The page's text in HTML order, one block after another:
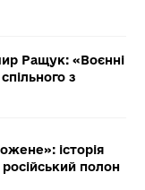
Ращук: «Воєнні
з
історія
полон